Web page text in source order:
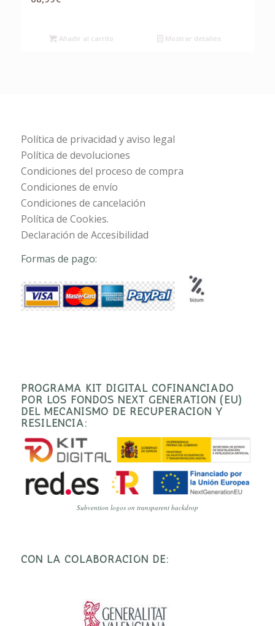
Añadir al carrito Mostrar detalles
Política de privacidad y aviso legal
Política de devoluciones
Condiciones del proceso de compra
Condiciones de envío
Condiciones de cancelación
Política de Cookies.
Declaración de Accesibilidad
Formas de pago:
PROGRAMA KIT DIGITAL COFINANCIADO
POR LOS FONDOS NEXT GENERATION (EU)
DEL MECANISMO DE RECUPERACIÓN Y
RESILENCIA:
Subvention logos on transparent backdrop
CON LA COLABORACIÓN DE: